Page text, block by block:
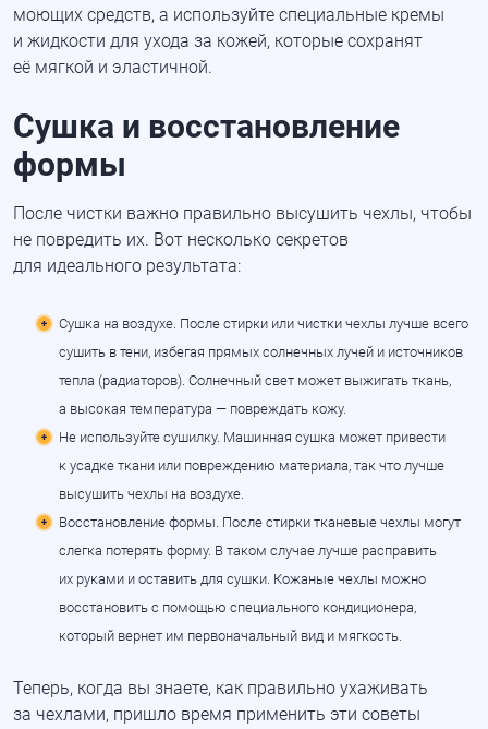
моющих средств, а используйте специальные кремы
и жидкости для ухода за кожей, которые сохранят
её мягкой и эластичной.
Сушка и восстановление
формы
После чистки важно правильно высушить чехлы, чтобы
не повредить их. Вот несколько секретов
для идеального результата:
Сушка на воздухе. После стирки или чистки чехлы лучше всего
сушить в тени, избегая прямых солнечных лучей и источников
тепла (радиаторов). Солнечный свет может выжигать ткань,
а высокая температура — повреждать кожу.
Не используйте сушилку. Машинная сушка может привести
к усадке ткани или повреждению материала, так что лучше
высушить чехлы на воздухе.
Восстановление формы. После стирки тканевые чехлы могут
слегка потерять форму. В таком случае лучше расправить
их руками и оставить для сушки. Кожаные чехлы можно
восстановить с помощью специального кондиционера,
который вернет им первоначальный вид и мягкость.
Теперь, когда вы знаете, как правильно ухаживать
за чехлами, пришло время применить эти советы